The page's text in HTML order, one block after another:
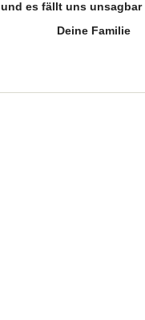
und es fällt uns unsagbar
Deine Familie